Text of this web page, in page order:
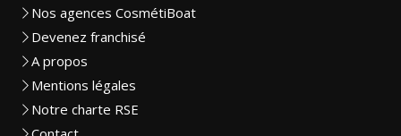
Nos agences CosmétiBoat
Devenez franchisé
A propos
Mentions légales
Notre charte RSE